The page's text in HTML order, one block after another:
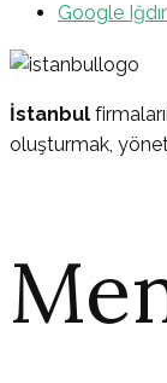
Google
İstanbul
oluşturmak,